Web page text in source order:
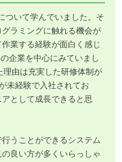
ついて学んでいました。そ
ラミングに触れる機会が
業する経験が面白く感じ
企業を中心にみていまし
由は充実した研修体制が
未経験で入社されてお
として成長できると思
うことができるシステム
良い方が多くいらっしゃ